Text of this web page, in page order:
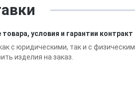
товара, условия и гарантии контракт
с юридическими, так и с
изделия на заказ.